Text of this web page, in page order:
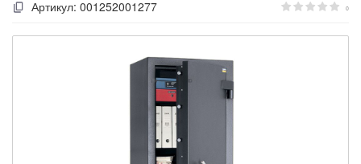
Артикул: 001252001277 0